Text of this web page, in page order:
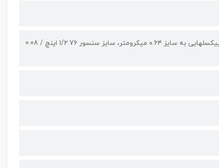
50 مگاپیکسل لنز واید 27 میلیمتری، دریچه دیافراگم f/1.8، ثبت تصاویر با پیکسل‎هایی به سایز ۰.۶۴ میکرومتر، سایز سنسور 1/2.76 اینچ / 0.08